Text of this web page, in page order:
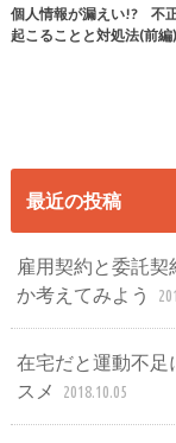
個人情報が漏えい!? 不
起こることと対処法(前編)
最近の投稿
雇用契約と委託
か考えてみよう
在宅だと運動不
スメ
2018.10.05